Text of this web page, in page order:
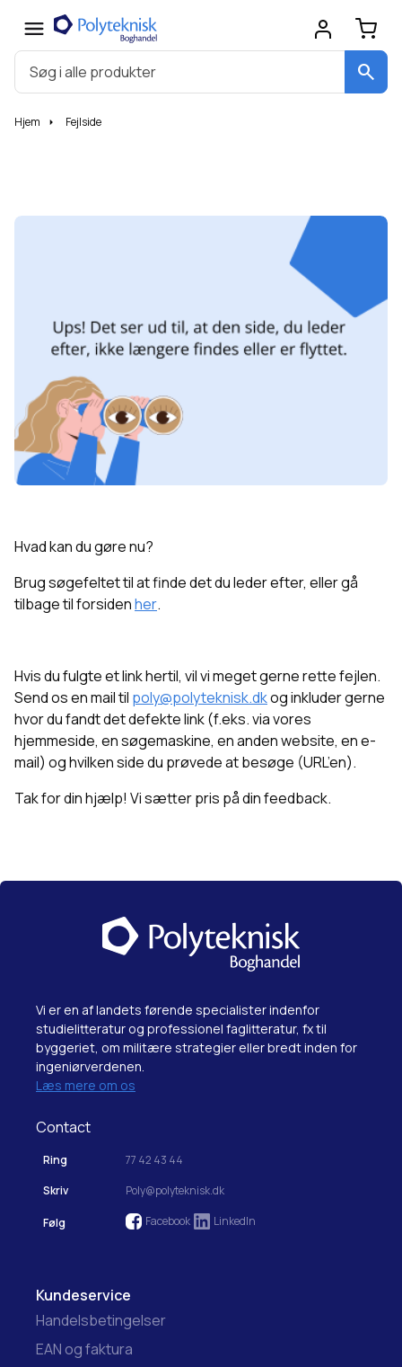
search
Hjem Fejlside
Hvad kan du gøre nu?
Brug søgefeltet til at finde det du leder efter, eller gå
tilbage til forsidenher.
Hvis du fulgte et link hertil, vil vi meget gerne rette fejlen.
Send os en mail til poly@polyteknisk.dkog inkluder gerne
hvor du fandt det defekte link (f.eks. via vores
hjemmeside, en søgemaskine, en anden website, en e-
mail) og hvilken side du prøvede at besøge (URL’en).
Tak for din hjælp! Vi sætter pris på din feedback.
Vi er en af landets førende specialister indenfor
studielitteratur og professionel faglitteratur, fx til
byggeriet, om militære strategier eller bredt inden for
ingeniørverdenen.
Læs mere om os
Contact
Ring
77 42 43 44
Skriv
Poly@polyteknisk.dk
Følg Facebook LinkedIn
Kundeservice
Handelsbetingelser
EAN og faktura